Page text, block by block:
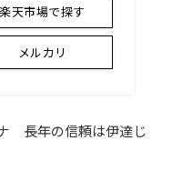
楽天市場で探す
メルカリ
長年の信頼は伊達じ